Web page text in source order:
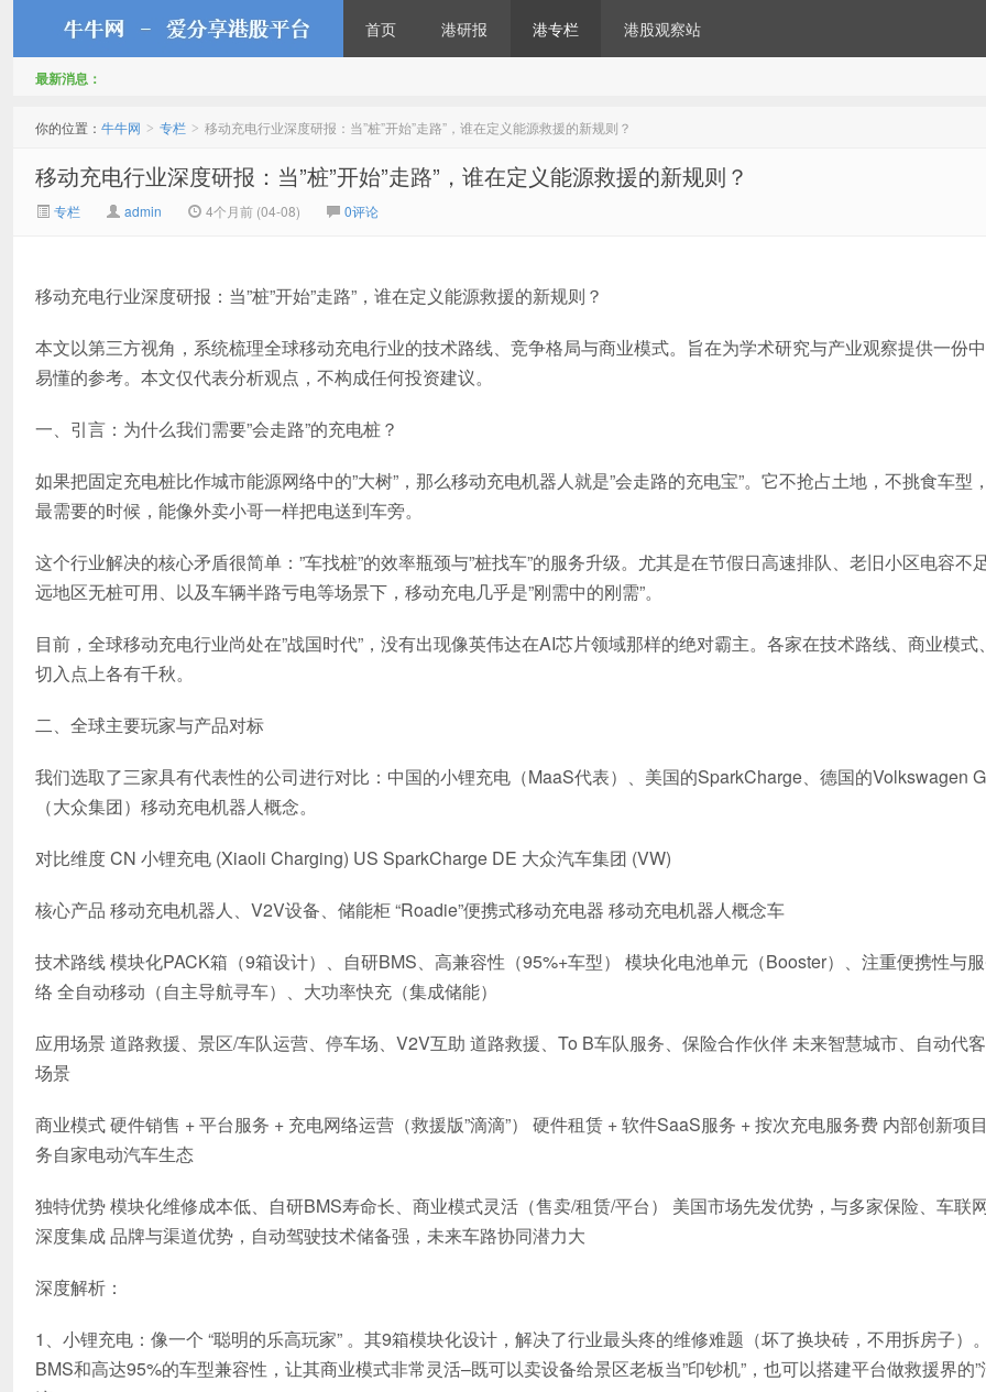
首页 港研报 港专栏 港股观察站
最新消息：
你的位置： 牛牛网 > 专栏 > 移动充电行业深度研报：当”桩”开始”走路”，谁在定义能源救援的新规则？
移动充电行业深度研报：当”桩”开始”走路”，谁在定义能源救援的新规则？
专栏 admin 4个月前 (04-08) 0评论
移动充电行业深度研报：当”桩”开始”走路”，谁在定义能源救援的新规则？
本文以第三方视角，系统梳理全球移动充电行业的技术路线、竞争格局与商业模式。旨在为学术研究与产业观察提供一份
易懂的参考。本文仅代表分析观点，不构成任何投资建议。
一、引言：为什么我们需要”会走路”的充电桩？
如果把固定充电桩比作城市能源网络中的”大树”，那么移动充电机器人就是”会走路的充电宝”。它不抢占土地，不挑食车型
最需要的时候，能像外卖小哥一样把电送到车旁。
这个行业解决的核心矛盾很简单：”车找桩”的效率瓶颈与”桩找车”的服务升级。尤其是在节假日高速排队、老旧小区电容不
远地区无桩可用、以及车辆半路亏电等场景下，移动充电几乎是”刚需中的刚需”。
目前，全球移动充电行业尚处在”战国时代”，没有出现像英伟达在AI芯片领域那样的绝对霸主。各家在技术路线、商业模式
切入点上各有千秋。
二、全球主要玩家与产品对标
我们选取了三家具有代表性的公司进行对比：中国的小锂充电（MaaS代表）、美国的SparkCharge、德国的Volkswagen
（大众集团）移动充电机器人概念。
对比维度 CN 小锂充电 (Xiaoli Charging) US SparkCharge DE 大众汽车集团 (VW)
核心产品 移动充电机器人、V2V设备、储能柜 “Roadie”便携式移动充电器 移动充电机器人概念车
技术路线 模块化PACK箱（9箱设计）、自研BMS、高兼容性（95%+车型） 模块化电池单元（Booster）、注重便携性与
络 全自动移动（自主导航寻车）、大功率快充（集成储能）
应用场景 道路救援、景区/车队运营、停车场、V2V互助 道路救援、To B车队服务、保险合作伙伴 未来智慧城市、自动代
场景
商业模式 硬件销售 + 平台服务 + 充电网络运营（救援版”滴滴”） 硬件租赁 + 软件SaaS服务 + 按次充电服务费 内部创新项
务自家电动汽车生态
独特优势 模块化维修成本低、自研BMS寿命长、商业模式灵活（售卖/租赁/平台） 美国市场先发优势，与多家保险、车联
深度集成 品牌与渠道优势，自动驾驶技术储备强，未来车路协同潜力大
深度解析：
1、小锂充电：像一个 “聪明的乐高玩家” 。其9箱模块化设计，解决了行业最头疼的维修难题（坏了换块砖，不用拆房子）
BMS和高达95%的车型兼容性，让其商业模式非常灵活–既可以卖设备给景区老板当”印钞机”，也可以搭建平台做救援界的”